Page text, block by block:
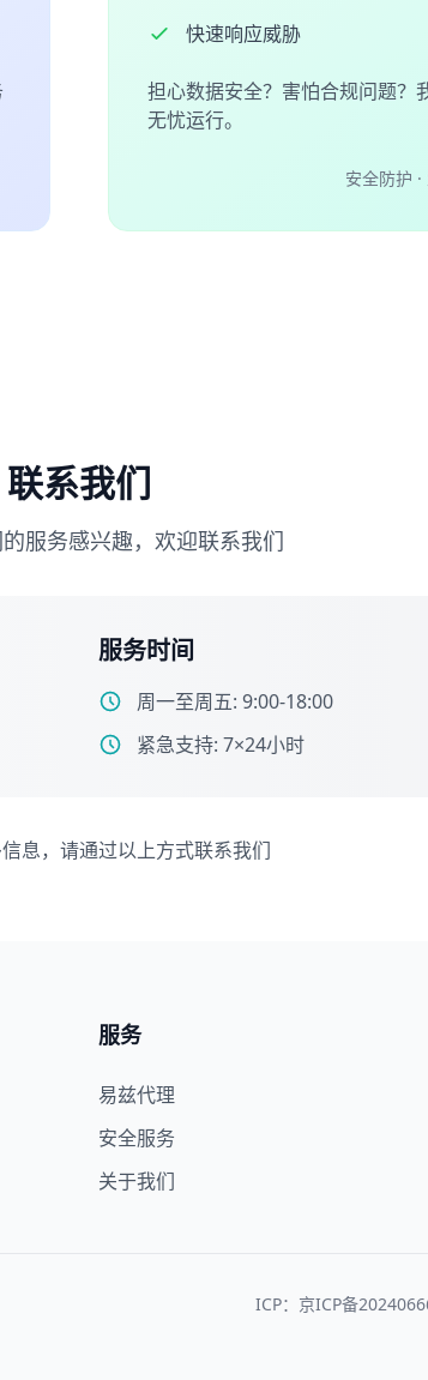
快速响应威胁
担心数据安全？害怕合规问题？
无忧运行。
安全防护
联系我们
服务感兴趣，欢迎联系我们
服务时间
周一至周五: 9:00-18:00
紧急支持: 7×24小时
息，请通过以上方式联系我们
服务
易兹代理
安全服务
关于我们
ICP：京ICP备